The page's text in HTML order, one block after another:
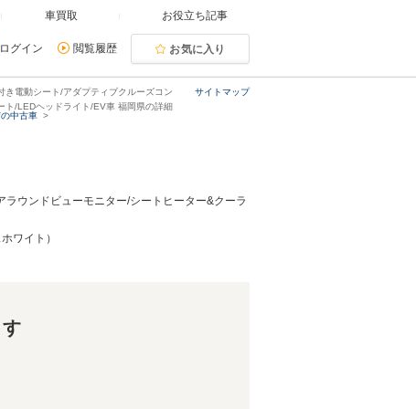
車買取 お役立ち記事
ログイン 閲覧履歴 お気に入り
サイトマップ
電動シート/アダプティブクルーズコン
ト/LEDヘッドライト/EV車 福岡県の詳細
中古車
ウンドビューモニター/シートヒーター&クーラ
ワイト）